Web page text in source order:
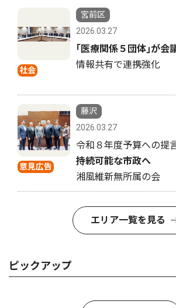
社会
宮前区
2026.03.27
｢医療関係５団体｣が会
情報共有で連携強化
意見広告
藤沢
2026.03.27
令和８年度予算への
持続可能な市政へ
湘風維新無所属の会
エリア一覧を見る
ピックアップ